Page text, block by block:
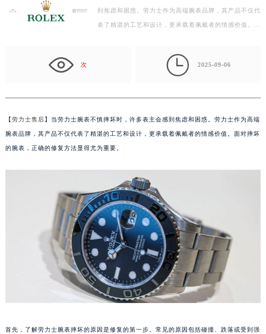
到焦虑和困惑。劳力士作为高端腕表品牌，其产品不仅代
表了精湛的工艺和设计，更承载着佩戴者的情感价值。…
次  2025-09-06
【劳力士售后】当劳力士腕表不慎摔坏时，许多表主会感到焦虑和困惑。劳力士作为高端
腕表品牌，其产品不仅代表了精湛的工艺和设计，更承载着佩戴者的情感价值。面对摔坏
的腕表，正确的修复方法显得尤为重要。
首先，了解劳力士腕表摔坏的原因是修复的第一步。常见的原因包括碰撞、跌落或受到强